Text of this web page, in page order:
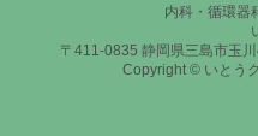
内科・循環器
〒411-0835 静岡県三島市玉
Copyright © いとう